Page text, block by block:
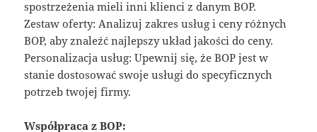
spostrzeżenia mieli inni klienci z danym BOP.
Zestaw oferty: Analizuj zakres usług i ceny różnych
BOP, aby znaleźć najlepszy układ jakości do ceny.
Personalizacja usług: Upewnij się, że BOP jest w
stanie dostosować swoje usługi do specyficznych
potrzeb twojej firmy.
Współpraca z BOP: